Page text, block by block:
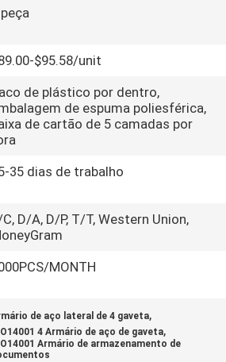
$95.58/unit
de plástico por dentro,
de espuma poliesférica,
de cartão de 5 camadas por
35 dias de trabalho
D/A, D/P, T/T, Western Union,
MONTH
de aço lateral de 4 gaveta,
4 Armário de aço de gaveta,
Armário de armazenamento de